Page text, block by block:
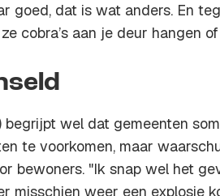
goed, dat is wat anders. En
cobra’s aan je deur hangen
wel dat gemeenten
te voorkomen, maar
bewoners. "Ik snap wel het
misschien weer een explosie